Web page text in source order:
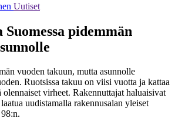
Uutiset
pidemmän
vuoden takuun, mutta asunnolle
Ruotsissa takuu on viisi vuotta ja kattaa
virheet. Rakennuttajat haluaisivat
uudistamalla rakennusalan yleiset